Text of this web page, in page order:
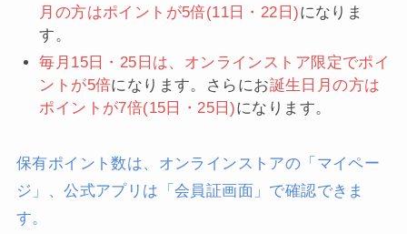
月の方はポイントが5倍(11日・22日)になりま
す。
毎月15日・25日は、オンラインストア限定でポイ
ントが5倍になります。さらにお誕生日月の方は
ポイントが7倍(15日・25日)になります。
保有ポイント数は、オンラインストアの「マイペー
ジ」、公式アプリは「会員証画面」で確認できま
す。